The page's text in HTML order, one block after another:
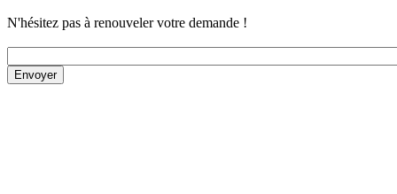
N'hésitez pas à renouveler votre demande !